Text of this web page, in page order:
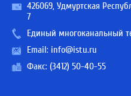
426069, Удмуртская
7
Единый многоканальный
Email: info@istu.ru
Факс: (3412) 50-40-55